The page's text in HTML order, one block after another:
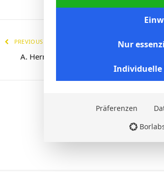
Facebook Twitter
PREVIOUS ARTICLE
A. Hernandez
NEXT ARTICLE
Nur
Individuelle
Präferenzen